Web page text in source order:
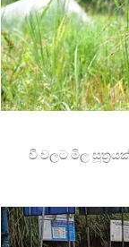
වී වලට මිල